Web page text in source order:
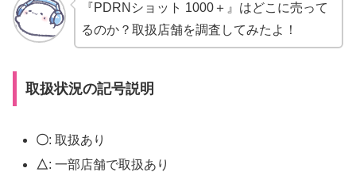
『PDRNショット 1000＋』はどこに売って
るのか？取扱店舗を調査してみたよ！
取扱状況の記号説明
〇: 取扱あり
△: 一部店舗で取扱あり